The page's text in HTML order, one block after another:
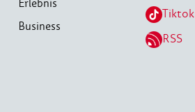
Erlebnis
Business
Tiktok
RSS